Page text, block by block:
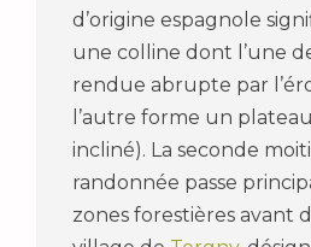
d’origine espagnole
une colline dont l’une
rendue abrupte par
l’autre forme un
incliné). La seconde
randonnée passe
zones forestières avant